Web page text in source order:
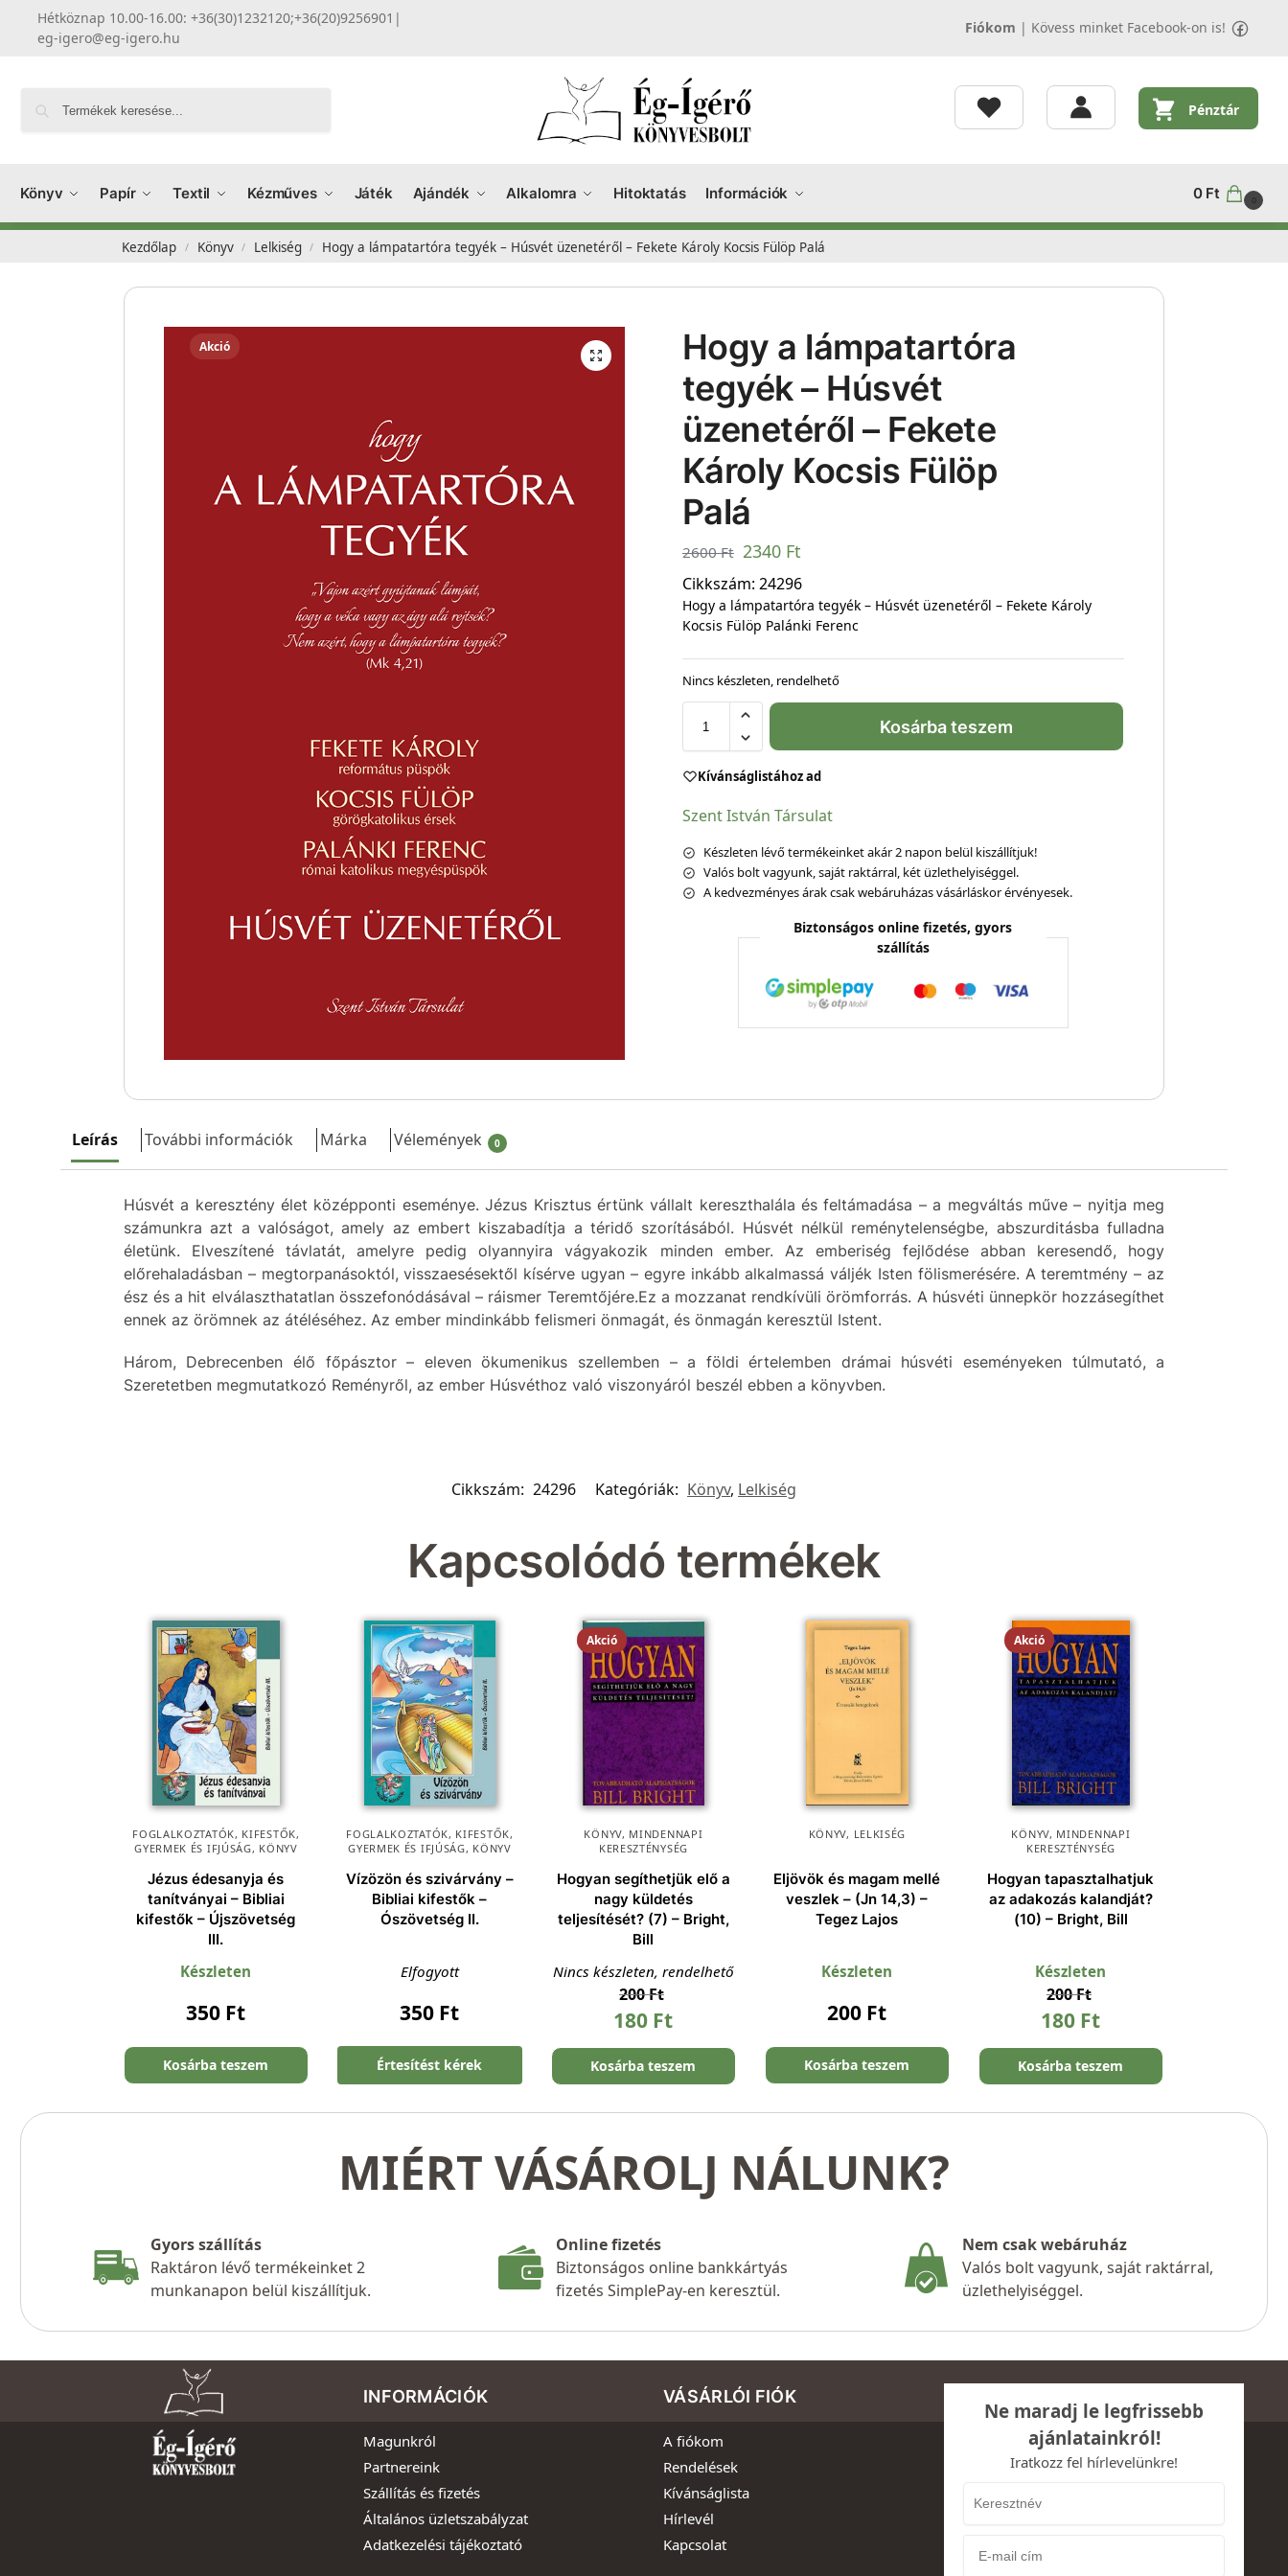
Hétköznap 10.00-16.00: +36(30)1232120;+36(20)9256901 |
eg-igero@eg-igero.hu
Fiókom | Kövess minket Facebook-on is!
Pénztár
Könyv Papír Textil Kézműves Játék Ajándék Alkalomra Hitoktatás Információk 0 Ft 0
Kezdőlap / Könyv / Lelkiség / Hogy a lámpatartóra tegyék – Húsvét üzenetéről – Fekete Károly Kocsis Fülöp Palá
Akció
Hogy a lámpatartóra
tegyék – Húsvét
üzenetéről – Fekete
Károly Kocsis Fülöp
Palá
2600Ft 2340 Ft
Cikkszám: 24296
Hogy a lámpatartóra tegyék – Húsvét üzenetéről – Fekete Károly
Kocsis Fülöp Palánki Ferenc
Nincs készleten, rendelhető
Kosárba teszem
Kívánságlistához ad
Szent István Társulat
Készleten lévő termékeinket akár 2 napon belül kiszállítjuk!
Valós bolt vagyunk, saját raktárral, két üzlethelyiséggel.
A kedvezményes árak csak webáruházas vásárláskor érvényesek.
Biztonságos online fizetés, gyors
szállítás
Leírás További információk Márka Vélemények 0
Húsvét a keresztény élet középponti eseménye. Jézus Krisztus értünk vállalt kereszthalála és feltámadása – a megváltás műve – nyitja meg
számunkra azt a valóságot, amely az embert kiszabadítja a téridő szorításából. Húsvét nélkül reménytelenségbe, abszurditásba fulladna
életünk. Elveszítené távlatát, amelyre pedig olyannyira vágyakozik minden ember. Az emberiség fejlődése abban keresendő, hogy
előrehaladásban – megtorpanásoktól, visszaesésektől kísérve ugyan – egyre inkább alkalmassá váljék Isten fölismerésére. A teremtmény – az
ész és a hit elválaszthatatlan összefonódásával – ráismer Teremtőjére.Ez a mozzanat rendkívüli örömforrás. A húsvéti ünnepkör hozzásegíthet
ennek az örömnek az átéléséhez. Az ember mindinkább felismeri önmagát, és önmagán keresztül Istent.
Három, Debrecenben élő főpásztor – eleven ökumenikus szellemben – a földi értelemben drámai húsvéti eseményeken túlmutató, a
Szeretetben megmutatkozó Reményről, az ember Húsvéthoz való viszonyáról beszél ebben a könyvben.
Cikkszám: 24296 Kategóriák: Könyv, Lelkiség
Kapcsolódó termékek
FOGLALKOZTATÓK, KIFESTŐK,
GYERMEK ÉS IFJÚSÁG, KÖNYV
Jézus édesanyja és
tanítványai – Bibliai
kifestők – Újszövetség
III.
Készleten
350 Ft
Kosárba teszem
FOGLALKOZTATÓK, KIFESTŐK,
GYERMEK ÉS IFJÚSÁG, KÖNYV
Vízözön és szivárvány –
Bibliai kifestők –
Ószövetség II.
Elfogyott
350 Ft
Értesítést kérek
Akció
KÖNYV, MINDENNAPI
KERESZTÉNYSÉG
Hogyan segíthetjük elő a
nagy küldetés
teljesítését? (7) – Bright,
Bill
Nincs készleten, rendelhető
200Ft
180 Ft
Kosárba teszem
KÖNYV, LELKISÉG
Eljövök és magam mellé
veszlek – (Jn 14,3) –
Tegez Lajos
Készleten
200 Ft
Kosárba teszem
Akció
KÖNYV, MINDENNAPI
KERESZTÉNYSÉG
Hogyan tapasztalhatjuk
az adakozás kalandját?
(10) – Bright, Bill
Készleten
200Ft
180 Ft
Kosárba teszem
MIÉRT VÁSÁROLJ NÁLUNK?
Gyors szállítás
Raktáron lévő termékeinket 2
munkanapon belül kiszállítjuk.
Online fizetés
Biztonságos online bankkártyás
fizetés SimplePay-en keresztül.
Nem csak webáruház
Valós bolt vagyunk, saját raktárral,
üzlethelyiséggel.
INFORMÁCIÓK
Magunkról
Partnereink
Szállítás és fizetés
Általános üzletszabályzat
Adatkezelési tájékoztató
VÁSÁRLÓI FIÓK
A fiókom
Rendelések
Kívánságlista
Hírlevél
Kapcsolat
Ne maradj le legfrissebb
ajánlatainkról!
Iratkozz fel hírlevelünkre!